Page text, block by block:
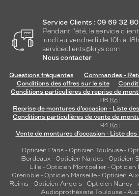
Service Clients : 09 69 32
Pendant l'été, le service
lundi au vendredi de 10h à 18h.
serviceclients@krys.com
Nous contacter
Questions fréquentes
Commandes -
Conditions des offres sur le site
Conditions particulières de reprise de
86 Ko]
Reprise de montures d’occasion - Liste
Conditions particulières de vente de
94 Ko]
Vente de montures d’occasion - Liste
Opticien Paris - Opticien Toulouse-
Bordeaux- Opticien Nantes - Opticien
Lille - Opticien Montpellier - Opticien
Grenoble - Opticien Marseille - Opticien
Reims - Opticien Angers - Opticien Nancy -
Audioprothésiste Toulouse-